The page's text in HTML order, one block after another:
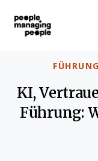
KI,
Führung: